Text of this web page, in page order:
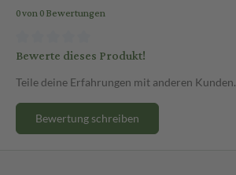
0 von 0 Bewertungen
Bewerte dieses Produkt!
Teile deine Erfahrungen mit anderen Kunden.
Bewertung schreiben